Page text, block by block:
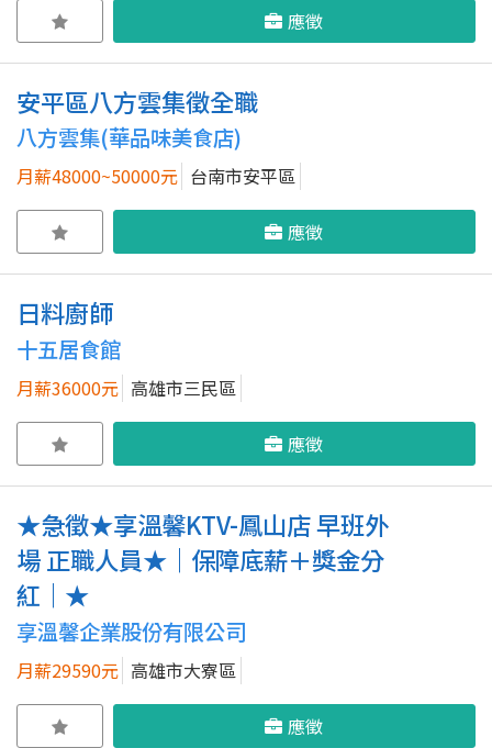
應徵
安平區八方雲集徵全職
八方雲集(華品味美食店)
月薪48000~50000元 台南市安平區
應徵
日料廚師
十五居食館
月薪36000元 高雄市三民區
應徵
★急徵★享溫馨KTV-鳳山店 早班外
場 正職人員★｜保障底薪＋獎金分
紅｜★
享溫馨企業股份有限公司
月薪29590元 高雄市大寮區
應徵